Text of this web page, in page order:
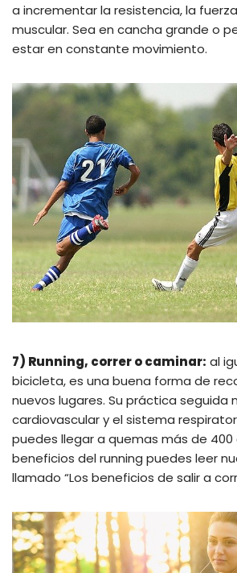
a incrementar la resistencia, la
muscular. Sea en cancha grande o
estar en constante movimiento.
7) Running, correr o caminar: al
bicicleta, es una buena forma de
nuevos lugares. Su práctica seguida
cardiovascular y el sistema
puedes llegar a quemas más de 400
beneficios del running puedes leer
llamado “Los beneficios de salir a